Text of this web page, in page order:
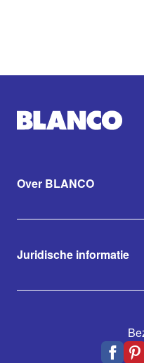
Over BLANCO
Juridische informatie